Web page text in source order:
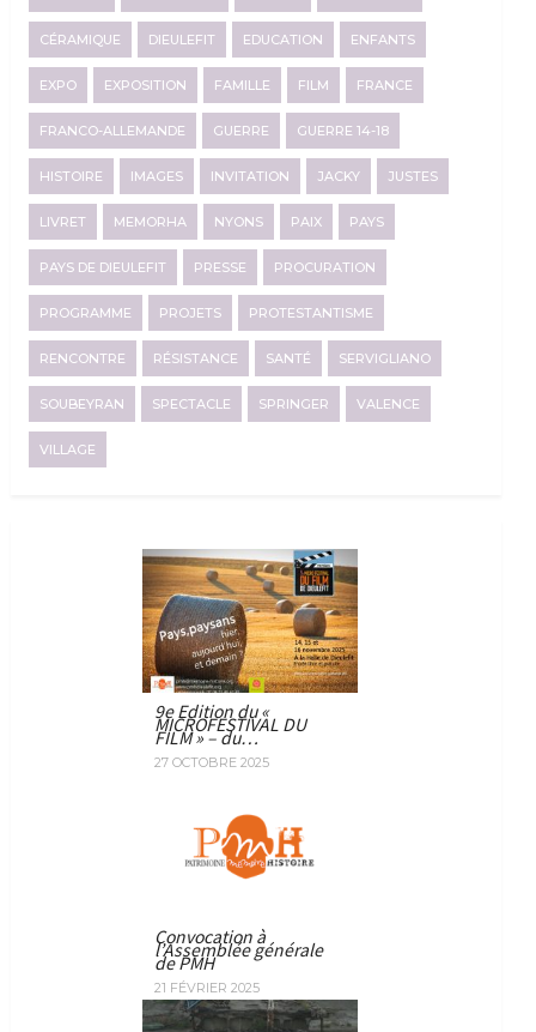
CÉRAMIQUE DIEULEFIT EDUCATION ENFANTS
EXPO EXPOSITION FAMILLE FILM FRANCE
FRANCO-ALLEMANDE GUERRE GUERRE 14-18
HISTOIRE IMAGES INVITATION JACKY JUSTES
LIVRET MEMORHA NYONS PAIX PAYS
PAYS DE DIEULEFIT PRESSE PROCURATION
PROGRAMME PROJETS PROTESTANTISME
RENCONTRE RÉSISTANCE SANTÉ SERVIGLIANO
SOUBEYRAN SPECTACLE SPRINGER VALENCE
VILLAGE
9e Edition du «
MICROFESTIVAL DU
FILM » – du…
27 OCTOBRE 2025
Convocation à
l’Assemblée générale
de PMH
21 FÉVRIER 2025